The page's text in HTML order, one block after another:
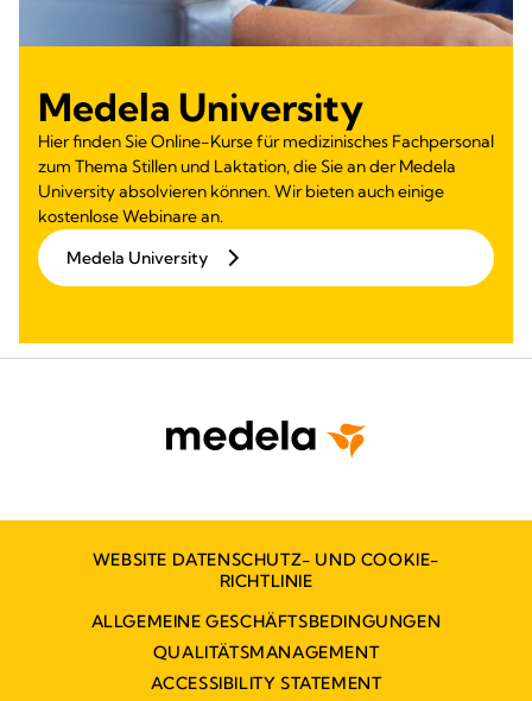
Medela University
Hier finden Sie Online-Kurse für medizinisches Fachpersonal
zum Thema Stillen und Laktation, die Sie an der Medela
University absolvieren können. Wir bieten auch einige
kostenlose Webinare an.
Medela University
WEBSITE DATENSCHUTZ- UND COOKIE-
RICHTLINIE
ALLGEMEINE GESCHÄFTSBEDINGUNGEN
QUALITÄTSMANAGEMENT
ACCESSIBILITY STATEMENT